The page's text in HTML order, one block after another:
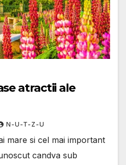
atractii ale
N-U-T-Z-U
mare si cel mai important
candva sub